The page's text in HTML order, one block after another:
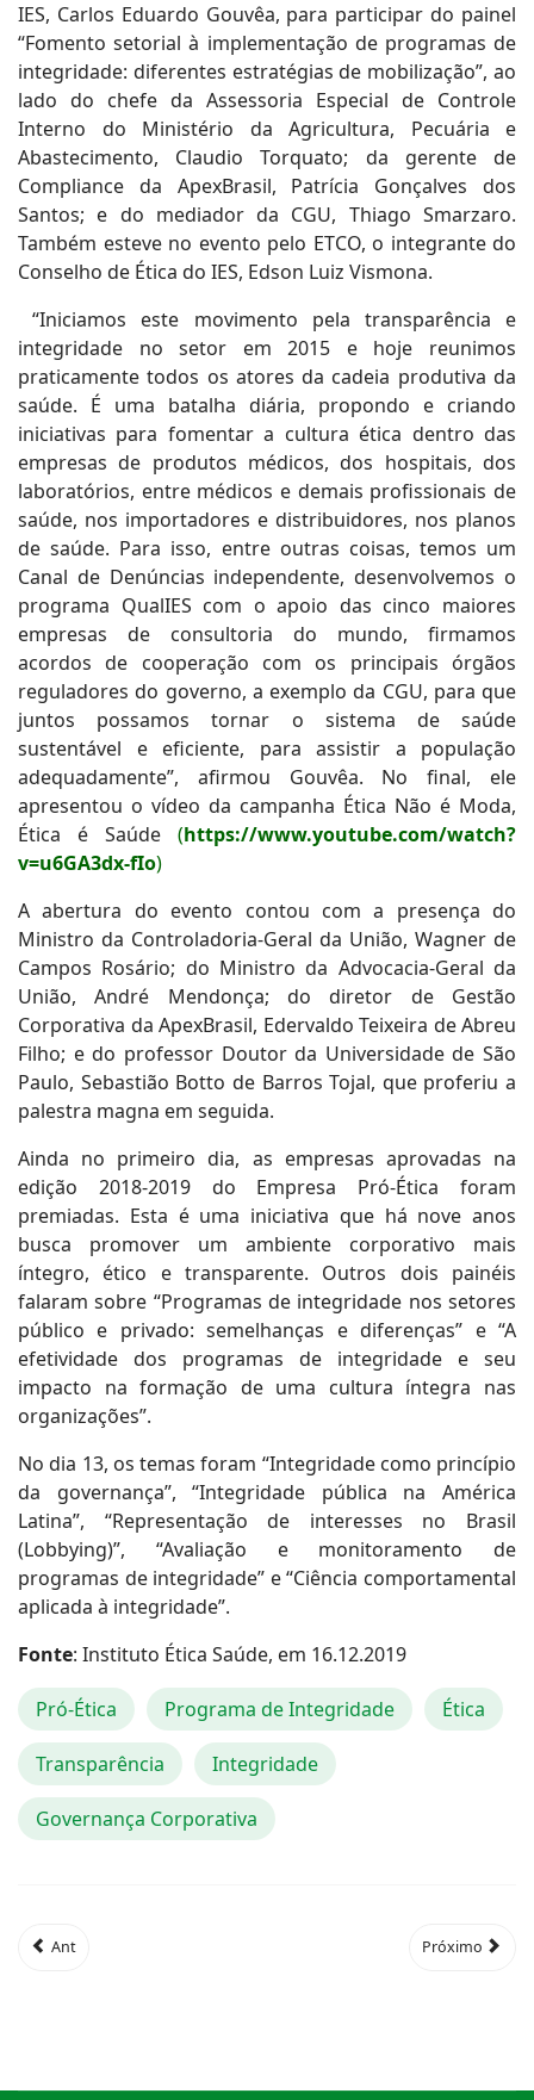
IES, Carlos Eduardo Gouvêa, para participar do painel
“Fomento setorial à implementação de programas de
integridade: diferentes estratégias de mobilização”, ao
lado do chefe da Assessoria Especial de Controle
Interno do Ministério da Agricultura, Pecuária e
Abastecimento, Claudio Torquato; da gerente de
Compliance da ApexBrasil, Patrícia Gonçalves dos
Santos; e do mediador da CGU, Thiago Smarzaro.
Também esteve no evento pelo ETCO, o integrante do
Conselho de Ética do IES, Edson Luiz Vismona.
“Iniciamos este movimento pela transparência e
integridade no setor em 2015 e hoje reunimos
praticamente todos os atores da cadeia produtiva da
saúde. É uma batalha diária, propondo e criando
iniciativas para fomentar a cultura ética dentro das
empresas de produtos médicos, dos hospitais, dos
laboratórios, entre médicos e demais profissionais de
saúde, nos importadores e distribuidores, nos planos
de saúde. Para isso, entre outras coisas, temos um
Canal de Denúncias independente, desenvolvemos o
programa QualIES com o apoio das cinco maiores
empresas de consultoria do mundo, firmamos
acordos de cooperação com os principais órgãos
reguladores do governo, a exemplo da CGU, para que
juntos possamos tornar o sistema de saúde
sustentável e eficiente, para assistir a população
adequadamente”, afirmou Gouvêa. No final, ele
apresentou o vídeo da campanha Ética Não é Moda,
Ética é Saúde (https://www.youtube.com/watch?
v=u6GA3dx-fIo)
A abertura do evento contou com a presença do
Ministro da Controladoria-Geral da União, Wagner de
Campos Rosário; do Ministro da Advocacia-Geral da
União, André Mendonça; do diretor de Gestão
Corporativa da ApexBrasil, Edervaldo Teixeira de Abreu
Filho; e do professor Doutor da Universidade de São
Paulo, Sebastião Botto de Barros Tojal, que proferiu a
palestra magna em seguida.
Ainda no primeiro dia, as empresas aprovadas na
edição 2018-2019 do Empresa Pró-Ética foram
premiadas. Esta é uma iniciativa que há nove anos
busca promover um ambiente corporativo mais
íntegro, ético e transparente. Outros dois painéis
falaram sobre “Programas de integridade nos setores
público e privado: semelhanças e diferenças” e “A
efetividade dos programas de integridade e seu
impacto na formação de uma cultura íntegra nas
organizações”.
No dia 13, os temas foram “Integridade como princípio
da governança”, “Integridade pública na América
Latina”, “Representação de interesses no Brasil
(Lobbying)”, “Avaliação e monitoramento de
programas de integridade” e “Ciência comportamental
aplicada à integridade”.
Fonte: Instituto Ética Saúde, em 16.12.2019
Pró-Ética Programa de Integridade Ética
Transparência Integridade
Governança Corporativa
Ant Próximo